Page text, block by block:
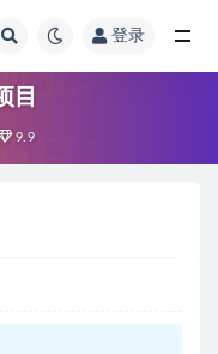
登录
目
9.9